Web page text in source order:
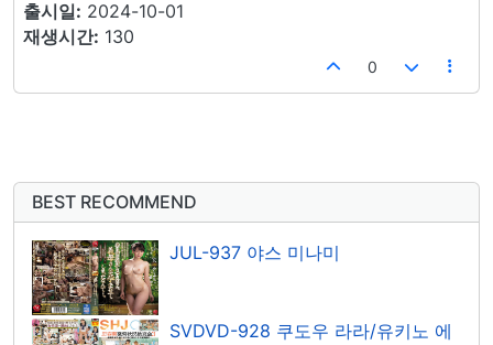
출시일: 2024-10-01
재생시간: 130
0
BEST RECOMMEND
JUL-937 야스 미나미
SVDVD-928 쿠도우 라라/유키노 에